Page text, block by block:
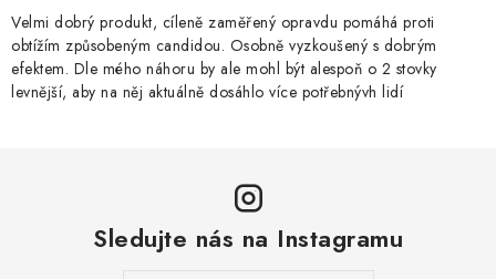
Velmi dobrý produkt, cíleně zaměřený opravdu pomáhá proti
obtížím způsobeným candidou. Osobně vyzkoušený s dobrým
efektem. Dle mého náhoru by ale mohl být alespoň o 2 stovky
levnější, aby na něj aktuálně dosáhlo více potřebnývh lidí
Sledujte nás na Instagramu